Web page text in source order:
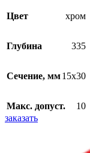
Цвет хром
Глубина 335
Сечение, мм15х30
Макс. допуст.
10
заказать